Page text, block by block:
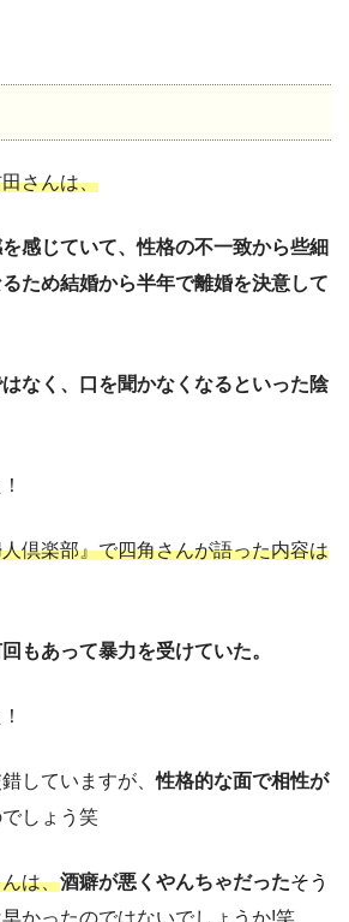
さんは、
感じていて、性格の不一致から些細
ため結婚から半年で離婚を決意して
はなく、口を聞かなくなるといった陰
倶楽部』で四角さんが語った内容は
もあって暴力を受けていた。
していますが、性格的な面で相性が
しょう笑
は、酒癖が悪くやんちゃだったそう
かったのではないでしょうか!笑